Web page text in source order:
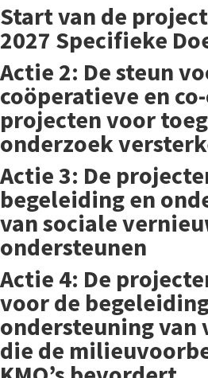
Start van de
2027 Specifieke
Actie 2: De steun
coöperatieve en
projecten voor
onderzoek
Actie 3: De
begeleiding en
van sociale
ondersteunen
Actie 4: De
voor de
ondersteuning
die de